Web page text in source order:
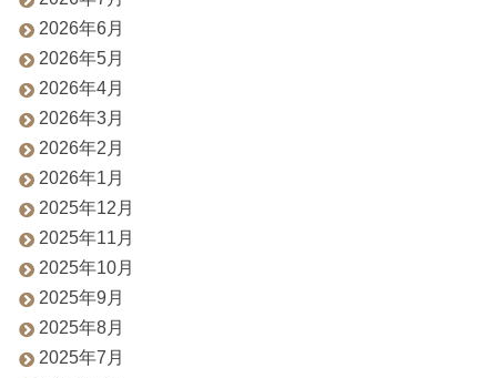
2026年6月
2026年5月
2026年4月
2026年3月
2026年2月
2026年1月
2025年12月
2025年11月
2025年10月
2025年9月
2025年8月
2025年7月